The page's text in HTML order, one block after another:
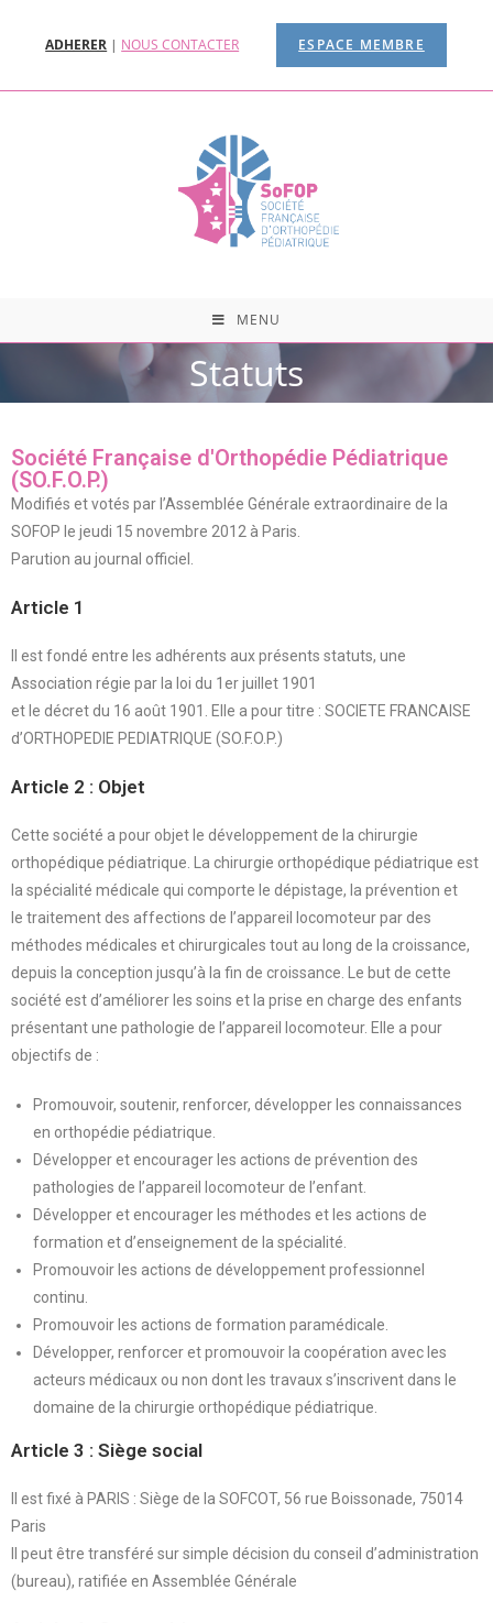
ADHERER | NOUS CONTACTER ESPACE MEMBRE
MENU
Statuts
Société Française d'Orthopédie Pédiatrique
(SO.F.O.P.)
Modifiés et votés par l’Assemblée Générale extraordinaire de la
SOFOP le jeudi 15 novembre 2012 à Paris.
Parution au journal officiel.
Article 1
Il est fondé entre les adhérents aux présents statuts, une
Association régie par la loi du 1er juillet 1901
et le décret du 16 août 1901. Elle a pour titre : SOCIETE FRANCAISE
d’ORTHOPEDIE PEDIATRIQUE (SO.F.O.P.)
Article 2 : Objet
Cette société a pour objet le développement de la chirurgie
orthopédique pédiatrique. La chirurgie orthopédique pédiatrique est
la spécialité médicale qui comporte le dépistage, la prévention et
le traitement des affections de l’appareil locomoteur par des
méthodes médicales et chirurgicales tout au long de la croissance,
depuis la conception jusqu’à la fin de croissance. Le but de cette
société est d’améliorer les soins et la prise en charge des enfants
présentant une pathologie de l’appareil locomoteur. Elle a pour
objectifs de :
Promouvoir, soutenir, renforcer, développer les connaissances
en orthopédie pédiatrique.
Développer et encourager les actions de prévention des
pathologies de l’appareil locomoteur de l’enfant.
Développer et encourager les méthodes et les actions de
formation et d’enseignement de la spécialité.
Promouvoir les actions de développement professionnel
continu.
Promouvoir les actions de formation paramédicale.
Développer, renforcer et promouvoir la coopération avec les
acteurs médicaux ou non dont les travaux s’inscrivent dans le
domaine de la chirurgie orthopédique pédiatrique.
Article 3 : Siège social
Il est fixé à PARIS : Siège de la SOFCOT, 56 rue Boissonade, 75014
Paris
Il peut être transféré sur simple décision du conseil d’administration
(bureau), ratifiée en Assemblée Générale